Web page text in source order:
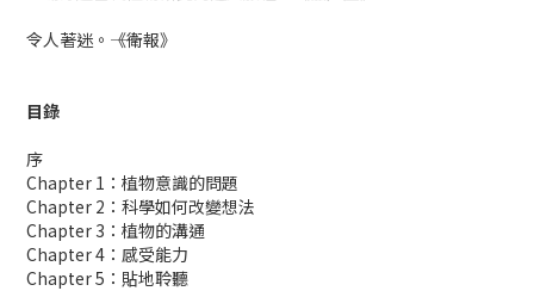
令人著迷。――《衛報》
目錄
序
Chapter 1：植物意識的問題
Chapter 2：科學如何改變想法
Chapter 3：植物的溝通
Chapter 4：感受能力
Chapter 5：貼地聆聽